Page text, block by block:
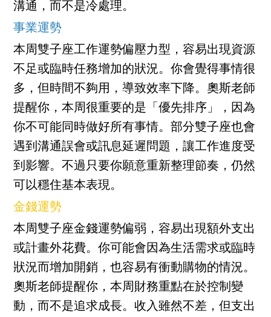
溝通，而不是冷處理。
事業運勢
本周雙子座工作運勢偏壓力型，容易出現資源
不足或臨時任務增加的狀況。你會覺得事情很
多，但時間不夠用，導致效率下降。奧斯老師
提醒你，本周很重要的是「優先排序」，因為
你不可能同時做好所有事情。部分雙子座也會
遇到溝通誤會或訊息延遲問題，讓工作進度受
到影響。不過只要你願意重新整理節奏，仍然
可以穩住基本表現。
金錢運勢
本周雙子座金錢運勢偏弱，容易出現額外支出
或計畫外花費。你可能會因為生活需求或臨時
狀況而增加開銷，也容易有衝動購物的情況。
奧斯老師提醒你，本周財務重點在於控制變
動，而不是追求成長。收入雖然不差，但支出